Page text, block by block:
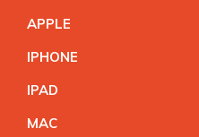
APPLE
IPHONE
IPAD
MAC